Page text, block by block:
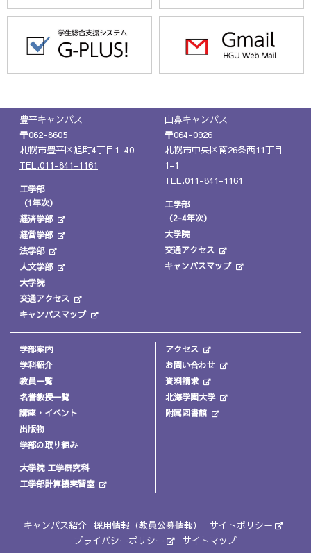
豊平キャンパス
〒062-8605
札幌市豊平区旭町4丁目1-40
TEL.011-841-1161
工学部
（1年次）
経済学部
経営学部
法学部
人文学部
大学院
交通アクセス
キャンパスマップ
山鼻キャンパス
〒064-0926
札幌市中央区南26条西11丁目
1-1
TEL.011-841-1161
工学部
（2-4年次）
大学院
交通アクセス
キャンパスマップ
学部案内
学科紹介
教員一覧
名誉教授一覧
講座・イベント
出版物
学部の取り組み
大学院 工学研究科
工学部計算機実習室
アクセス
お問い合わせ
資料請求
北海学園大学
附属図書館
キャンパス紹介 採用情報（教員公募情報）
サイトポリシー
プライバシーポリシー
サイトマップ